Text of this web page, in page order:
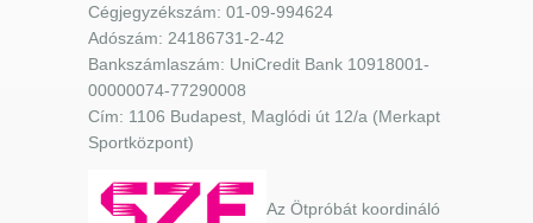
Cégjegyzékszám: 01-09-994624
Adószám: 24186731-2-42
Bankszámlaszám: UniCredit Bank 10918001-
00000074-77290008
Cím: 1106 Budapest, Maglódi út 12/a (Merkapt
Sportközpont)
Az Ötpróbát koordináló